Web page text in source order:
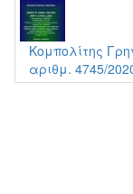
Κομπολίτης
αριθμ. 4745/